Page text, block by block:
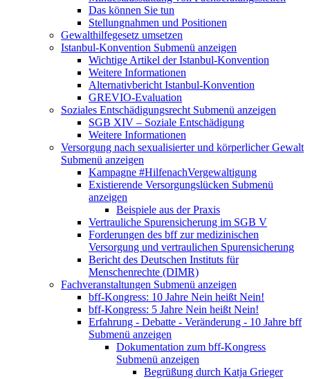
Das können Sie tun
Stellungnahmen und Positionen
Gewalthilfegesetz umsetzen
Istanbul-Konvention Submenü anzeigen
Wichtige Artikel der Istanbul-Konvention
Weitere Informationen
Alternativbericht Istanbul-Konvention
GREVIO-Evaluation
Soziales Entschädigungsrecht Submenü anzeigen
SGB XIV – Soziale Entschädigung
Weitere Informationen
Versorgung nach sexualisierter und körperlicher Gewalt
Submenü anzeigen
Kampagne #HilfenachVergewaltigung
Existierende Versorgungslücken Submenü
anzeigen
Beispiele aus der Praxis
Vertrauliche Spurensicherung im SGB V
Forderungen des bff zur medizinischen
Versorgung und vertraulichen Spurensicherung
Bericht des Deutschen Instituts für
Menschenrechte (DIMR)
Fachveranstaltungen Submenü anzeigen
bff-Kongress: 10 Jahre Nein heißt Nein!
bff-Kongress: 5 Jahre Nein heißt Nein!
Erfahrung - Debatte - Veränderung - 10 Jahre bff
Submenü anzeigen
Dokumentation zum bff-Kongress
Submenü anzeigen
Begrüßung durch Katja Grieger